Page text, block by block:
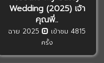
Wedding (2025) เจ้า
คุณพี่..
ฉาย 2025
เข้าชม 4815
ครั้ง